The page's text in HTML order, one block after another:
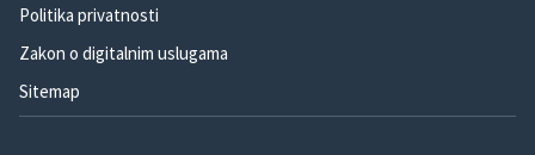
Politika privatnosti
Zakon o digitalnim uslugama
Sitemap